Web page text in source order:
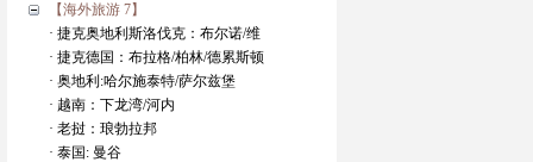
【海外旅游 7】
· 捷克奥地利斯洛伐克：布尔诺/维
· 捷克德国：布拉格/柏林/德累斯顿
· 奥地利:哈尔施泰特/萨尔兹堡
· 越南：下龙湾/河内
· 老挝：琅勃拉邦
· 泰国: 曼谷